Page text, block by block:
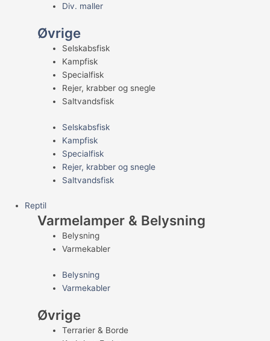
Div. maller
Øvrige
Selskabsfisk
Kampfisk
Specialfisk
Rejer, krabber og snegle
Saltvandsfisk
Selskabsfisk
Kampfisk
Specialfisk
Rejer, krabber og snegle
Saltvandsfisk
Reptil
Varmelamper & Belysning
Belysning
Varmekabler
Belysning
Varmekabler
Øvrige
Terrarier & Borde